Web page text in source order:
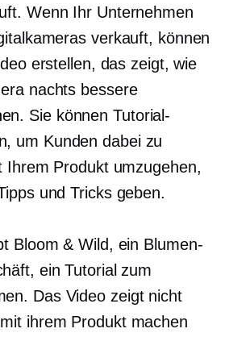
Wenn Ihr Unternehmen
verkauft, können
erstellen, das zeigt, wie
nachts bessere
Sie können Tutorial-
um Kunden dabei zu
Ihrem Produkt umzugehen,
und Tricks geben.
Bloom & Wild, ein Blumen-
ein Tutorial zum
Das Video zeigt nicht
ihrem Produkt machen